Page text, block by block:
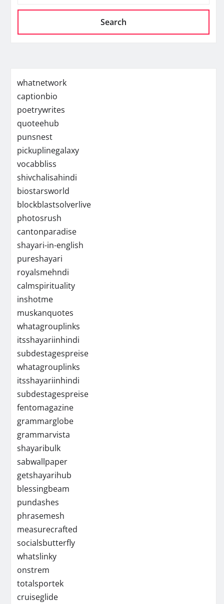
Search
whatnetwork
captionbio
poetrywrites
quoteehub
punsnest
pickuplinegalaxy
vocabbliss
shivchalisahindi
biostarsworld
blockblastsolverlive
photosrush
cantonparadise
shayari-in-english
pureshayari
royalsmehndi
calmspirituality
inshotme
muskanquotes
whatagrouplinks
itsshayariinhindi
subdestagespreise
whatagrouplinks
itsshayariinhindi
subdestagespreise
fentomagazine
grammarglobe
grammarvista
shayaribulk
sabwallpaper
getshayarihub
blessingbeam
pundashes
phrasemesh
measurecrafted
socialsbutterfly
whatslinky
onstrem
totalsportek
cruiseglide